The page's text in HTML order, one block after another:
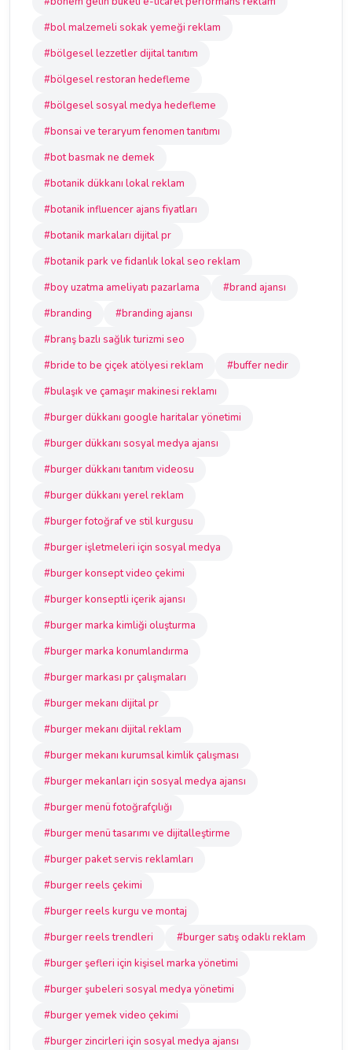
#bol malzemeli sokak yemeği reklam
#bölgesel lezzetler dijital tanıtım
#bölgesel restoran hedefleme
#bölgesel sosyal medya hedefleme
#bonsai ve teraryum fenomen tanıtımı
#bot basmak ne demek
#botanik dükkanı lokal reklam
#botanik influencer ajans fiyatları
#botanik markaları dijital pr
#botanik park ve fidanlık lokal seo reklam
#boy uzatma ameliyatı pazarlama
#brand ajansı
#branding
#branding ajansı
#branş bazlı sağlık turizmi seo
#bride to be çiçek atölyesi reklam
#buffer nedir
#bulaşık ve çamaşır makinesi reklamı
#burger dükkanı google haritalar yönetimi
#burger dükkanı sosyal medya ajansı
#burger dükkanı tanıtım videosu
#burger dükkanı yerel reklam
#burger fotoğraf ve stil kurgusu
#burger işletmeleri için sosyal medya
#burger konsept video çekimi
#burger konseptli içerik ajansı
#burger marka kimliği oluşturma
#burger marka konumlandırma
#burger markası pr çalışmaları
#burger mekanı dijital pr
#burger mekanı dijital reklam
#burger mekanı kurumsal kimlik çalışması
#burger mekanları için sosyal medya ajansı
#burger menü fotoğrafçılığı
#burger menü tasarımı ve dijitalleştirme
#burger paket servis reklamları
#burger reels çekimi
#burger reels kurgu ve montaj
#burger reels trendleri
#burger satış odaklı reklam
#burger şefleri için kişisel marka yönetimi
#burger şubeleri sosyal medya yönetimi
#burger yemek video çekimi
#burger zincirleri için sosyal medya ajansı